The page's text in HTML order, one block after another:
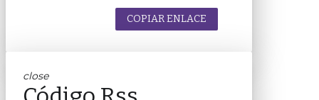
COPIAR ENLACE
close